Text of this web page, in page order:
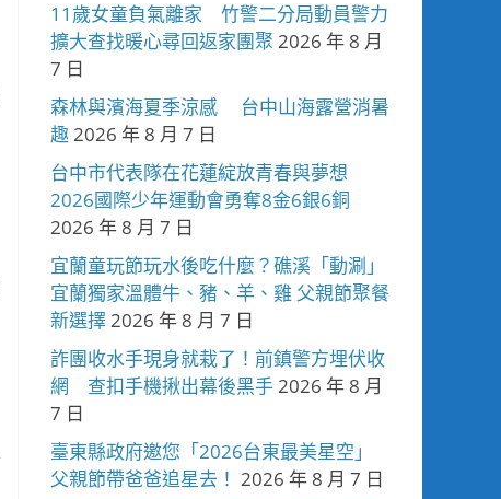
11歲女童負氣離家 竹警二分局動員警力
擴大查找暖心尋回返家團聚 2026 年 8 月
7 日
森林與濱海夏季涼感 台中山海露營消暑
趣2026 年 8 月 7 日
台中市代表隊在花蓮綻放青春與夢想
2026國際少年運動會勇奪8金6銀6銅
2026 年 8 月 7 日
宜蘭童玩節玩水後吃什麼？礁溪「動涮」
宜蘭獨家溫體牛、豬、羊、雞 父親節聚餐
新選擇2026 年 8 月 7 日
詐團收水手現身就栽了！前鎮警方埋伏收
網 查扣手機揪出幕後黑手2026 年 8 月
7 日
臺東縣政府邀您「2026台東最美星空」
父親節帶爸爸追星去！ 2026 年 8 月 7 日